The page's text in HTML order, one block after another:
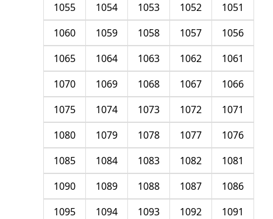
1051
1052
1053
1054
1055
1056
1057
1058
1059
1060
1061
1062
1063
1064
1065
1066
1067
1068
1069
1070
1071
1072
1073
1074
1075
1076
1077
1078
1079
1080
1081
1082
1083
1084
1085
1086
1087
1088
1089
1090
1091
1092
1093
1094
1095